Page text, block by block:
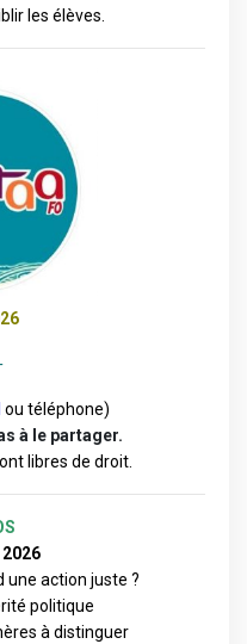
les élèves.
ou téléphone)
à le partager.
libres de droit.
une action juste ?
politique
à distinguer